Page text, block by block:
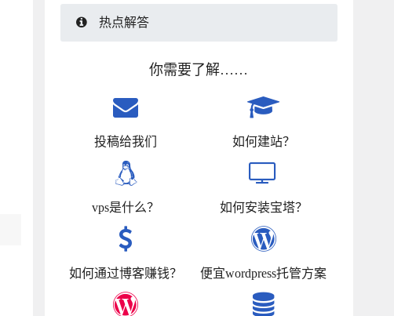
热点解答
你需要了解……
投稿给我们 如何建站？
vps是什么？ 如何安装宝塔？
如何通过博客赚钱？ 便宜wordpress托管方案